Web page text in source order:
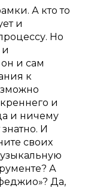
А кто то
и
Но
и
он и сам
к
и
и ничему
И
своих
А
Да,